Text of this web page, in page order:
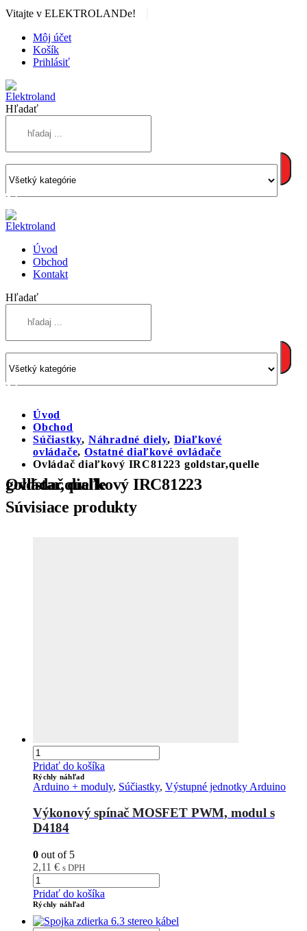
Vitajte v ELEKTROLANDe!
Môj účet
Košík
Prihlásiť
Hľadať
Úvod
Obchod
Kontakt
Hľadať
Úvod
Obchod
Súčiastky, Náhradné diely, Diaľkové
ovládače,Ostatné diaľkové ovládače
Ovládač diaľkový IRC81223 goldstar,quelle
Ovládač diaľkový IRC81223 goldstar,quelle
Súvisiace produkty
Pridať do košíka
Rýchly náhľad
Arduino + moduly, Súčiastky, Výstupné jednotky Arduino
Výkonový spínač MOSFET PWM, modul s
D4184
0 out of 5
2,11 € s DPH
Pridať do košíka
Rýchly náhľad